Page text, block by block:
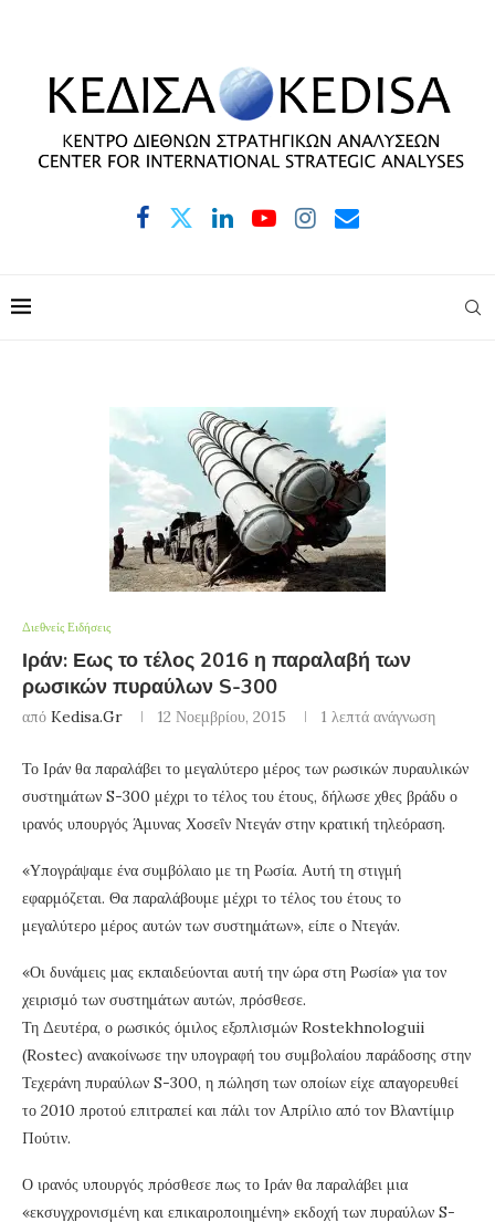
Διεθνείς Ειδήσεις
Ιράν: Εως το τέλος 2016 η παραλαβή των
ρωσικών πυραύλων S-300
από Kedisa.gr 12 Νοεμβρίου, 2015 1 λεπτά ανάγνωση
Το Ιράν θα παραλάβει το μεγαλύτερο μέρος των ρωσικών πυραυλικών
συστημάτων S-300 μέχρι το τέλος του έτους, δήλωσε χθες βράδυ ο
ιρανός υπουργός Άμυνας Χοσεΐν Ντεγάν στην κρατική τηλεόραση.
«Υπογράψαμε ένα συμβόλαιο με τη Ρωσία. Αυτή τη στιγμή
εφαρμόζεται. Θα παραλάβουμε μέχρι το τέλος του έτους το
μεγαλύτερο μέρος αυτών των συστημάτων», είπε ο Ντεγάν.
«Οι δυνάμεις μας εκπαιδεύονται αυτή την ώρα στη Ρωσία» για τον
χειρισμό των συστημάτων αυτών, πρόσθεσε.
Τη Δευτέρα, ο ρωσικός όμιλος εξοπλισμών Rostekhnologuii
(Rostec) ανακοίνωσε την υπογραφή του συμβολαίου παράδοσης στην
Τεχεράνη πυραύλων S-300, η πώληση των οποίων είχε απαγορευθεί
το 2010 προτού επιτραπεί και πάλι τον Απρίλιο από τον Βλαντίμιρ
Πούτιν.
Ο ιρανός υπουργός πρόσθεσε πως το Ιράν θα παραλάβει μια
«εκσυγχρονισμένη και επικαιροποιημένη» εκδοχή των πυραύλων S-